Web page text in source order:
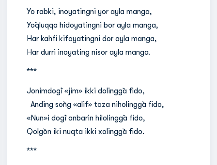
Yo rabki, inoyatingni yor ayla manga,
Yo`qluqqa hidoyatingni bor ayla manga,
Har kahfi kifoyatingni dor ayla manga,
Har durri inoyating nisor ayla manga.
***
Jonimdog`i «jim» ikki dolingg`a fido,
Anding so`ng «alif» toza niholingg`a fido,
«Nun»i dog`i anbarin hilolingg`a fido,
Qolg`on iki nuqta ikki xolingg`a fido.
***